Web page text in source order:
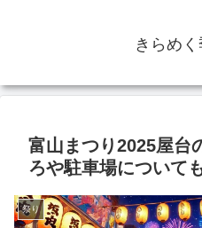
きらめく
富山まつり2025屋台
ろや駐車場について
祭り